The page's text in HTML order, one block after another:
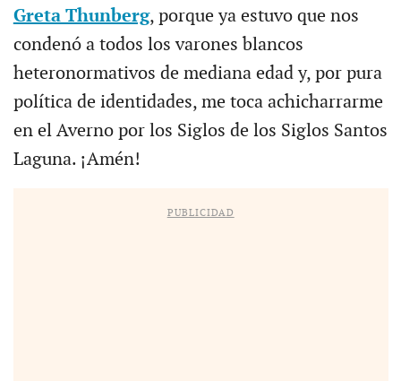
Greta Thunberg, porque ya estuvo que nos
condenó a todos los varones blancos
heteronormativos de mediana edad y, por pura
política de identidades, me toca achicharrarme
en el Averno por los Siglos de los Siglos Santos
Laguna. ¡Amén!
PUBLICIDAD